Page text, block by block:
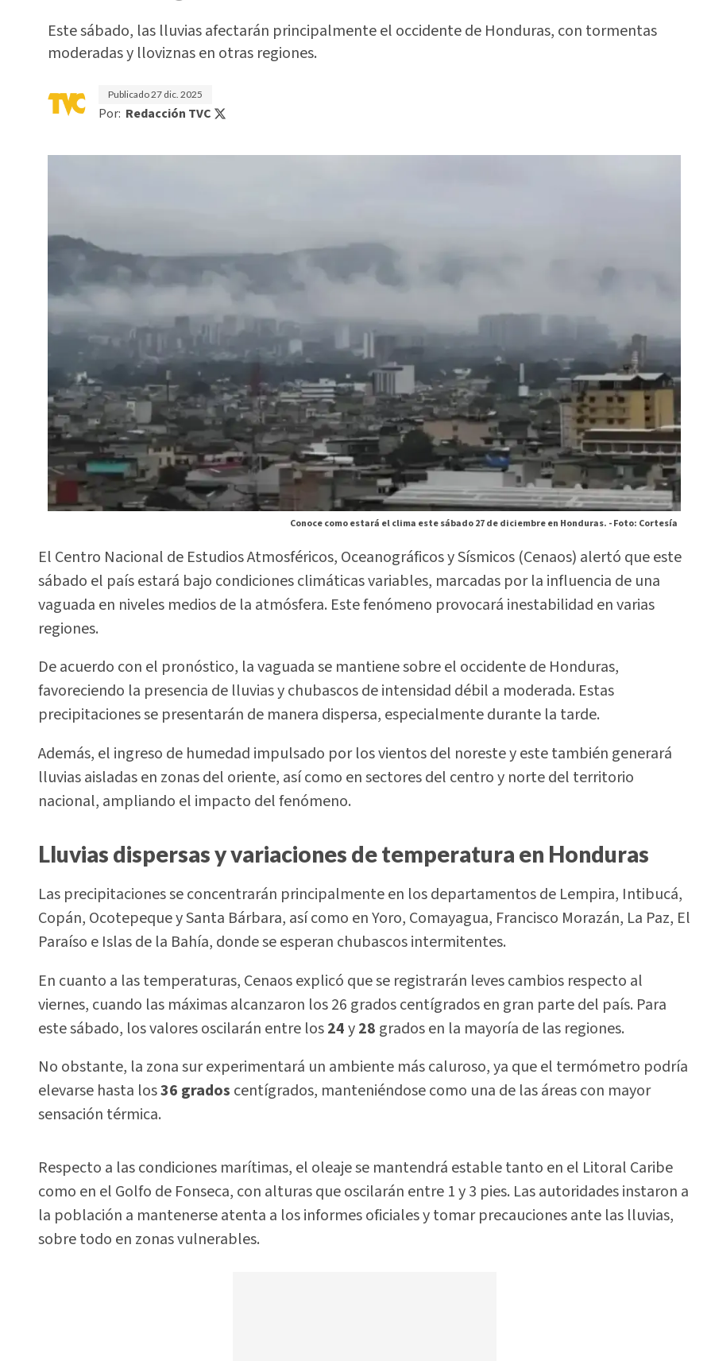
Este sábado, las lluvias afectarán principalmente el occidente de Honduras, con tormentas
moderadas y lloviznas en otras regiones.
Publicado27 dic. 2025
Por: Redacción TVC
Conoce como estará el clima este sábado 27 de diciembre en Honduras. -Foto: Cortesía
El Centro Nacional de Estudios Atmosféricos, Oceanográficos y Sísmicos (Cenaos) alertó que este
sábado el país estará bajo condiciones climáticas variables, marcadas por la influencia de una
vaguada en niveles medios de la atmósfera. Este fenómeno provocará inestabilidad en varias
regiones.
De acuerdo con el pronóstico, la vaguada se mantiene sobre el occidente de Honduras,
favoreciendo la presencia de lluvias y chubascos de intensidad débil a moderada. Estas
precipitaciones se presentarán de manera dispersa, especialmente durante la tarde.
Además, el ingreso de humedad impulsado por los vientos del noreste y este también generará
lluvias aisladas en zonas del oriente, así como en sectores del centro y norte del territorio
nacional, ampliando el impacto del fenómeno.
Lluvias dispersas y variaciones de temperatura en Honduras
Las precipitaciones se concentrarán principalmente en los departamentos de Lempira, Intibucá,
Copán, Ocotepeque y Santa Bárbara, así como en Yoro, Comayagua, Francisco Morazán, La Paz, El
Paraíso e Islas de la Bahía, donde se esperan chubascos intermitentes.
En cuanto a las temperaturas, Cenaos explicó que se registrarán leves cambios respecto al
viernes, cuando las máximas alcanzaron los 26 grados centígrados en gran parte del país. Para
este sábado, los valores oscilarán entre los24y28 grados en la mayoría de las regiones.
No obstante, la zona sur experimentará un ambiente más caluroso, ya que el termómetro podría
elevarse hasta los36 grados centígrados, manteniéndose como una de las áreas con mayor
sensación térmica.
Respecto a las condiciones marítimas, el oleaje se mantendrá estable tanto en el Litoral Caribe
como en el Golfo de Fonseca, con alturas que oscilarán entre 1 y 3 pies. Las autoridades instaron a
la población a mantenerse atenta a los informes oficiales y tomar precauciones ante las lluvias,
sobre todo en zonas vulnerables.